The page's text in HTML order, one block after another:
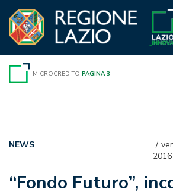
contenuto
MICROCREDITO PAGINA 3
“Fondo Futuro”,
2016
NEWS